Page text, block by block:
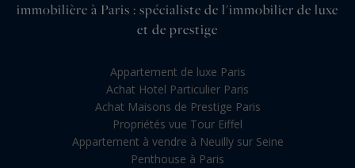
immobilière à Paris : spécialiste de l'immobilier de luxe
et de prestige
Appartement de luxe Paris
Achat Hotel Particulier Paris
Achat Maisons de Prestige Paris
Propriétés vue Tour Eiffel
Appartement à vendre à Neuilly sur Seine
Penthouse à Paris